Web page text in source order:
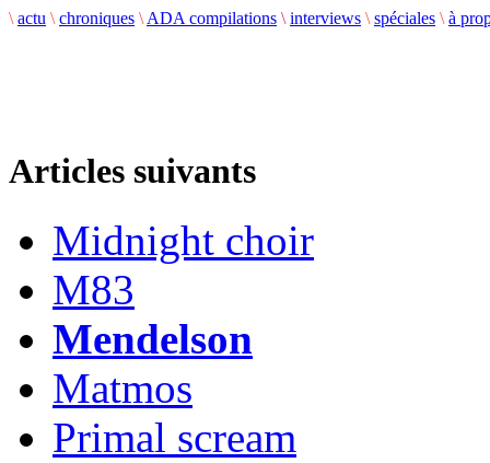
\ actu \ chroniques \ ADA compilations \ interviews \ spéciales \ à
Articles suivants
Midnight choir
M83
Mendelson
Matmos
Primal scream